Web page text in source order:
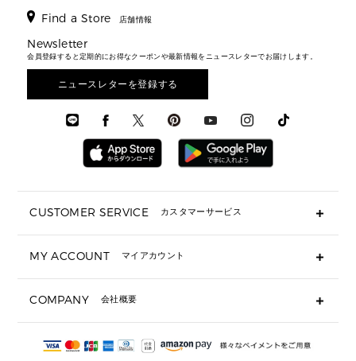
ウェア
アクセサリー
アクセサリー
メンズ バッグ
メンズ 財布・小物
メンズ シューズ
メンズ ウェア
メンズ 時計・その他
▶ メンズすべて
メンズ財布・小物
メンズアクセサリー
メンズウェア
トラベル
3 IN 1 / 2 IN 1 バッグ
▶ メンズすべて
▶ メンズすべて
▶ メンズすべて
▶ メンズすべて
▶ バッグすべて
通勤・通学アイテム
3 IN 1 バッグ
ミニ財布・フラグメントケース
▶ 小物すべて
定期ケース・カードケース・名刺入れ
サンダル
スニーカー
財布・小物
時計・ジュエリー
アクセサリー
エディターレビュー
Find a Store 店舗情報
Newsletter
会員登録すると定期的にお得なクーポンや最新情報をニュースレターでお届けします。
ニュースレターを登録する
CUSTOMER SERVICE カスタマーサービス
ギフト用にラッピングができますか？
ショッピングバッグを購入商品分送ってもらえますか？
注文後に完了メールが受信できないのですが？
サイズ交換はできますか？
MY ACCOUNT マイアカウント
COMPANY 会社概要
会社概要